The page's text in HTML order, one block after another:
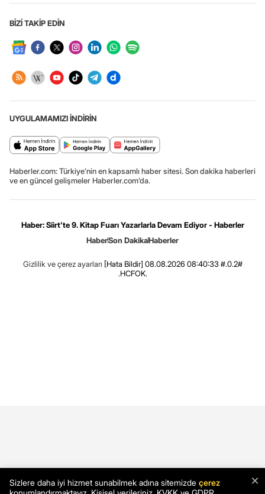
BİZİ TAKİP EDİN
UYGULAMAMIZI İNDİRİN
Haberler.com: Türkiye’nin en kapsamlı haber sitesi. Son dakika haberleri
ve en güncel gelişmeler Haberler.com’da.
Haber: Siirt'te 9. Kitap Fuarı Yazarlarla Devam Ediyor - Haberler
HaberSon DakikaHaberler
Gizlilik ve çerez ayarları [Hata Bildir] 08.08.2026 08:40:33 #.0.2#
.HCFOK.
×
Sizlere daha iyi hizmet sunabilmek adına sitemizde çerez